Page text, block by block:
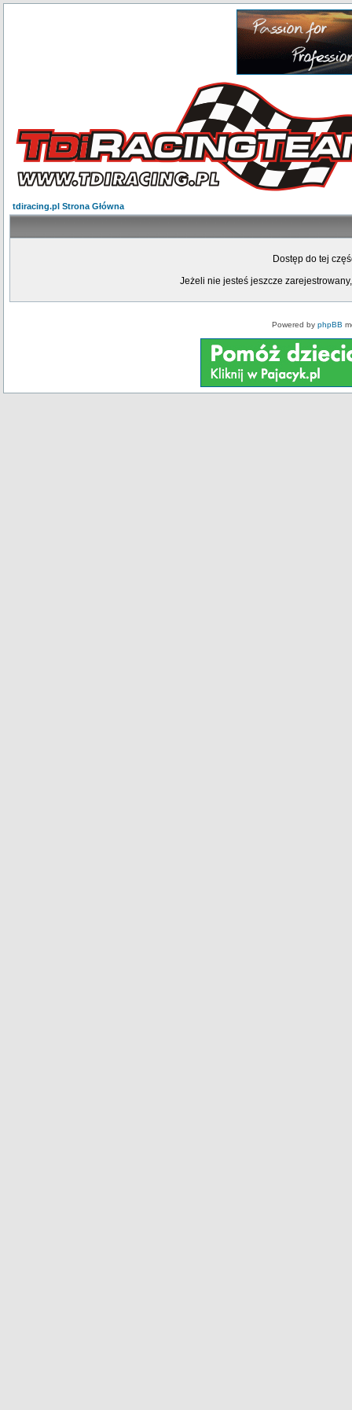
tdiracing.pl Strona Główna
Dostęp do tej
Jeżeli nie jesteś jeszcze
Powered by phpBB